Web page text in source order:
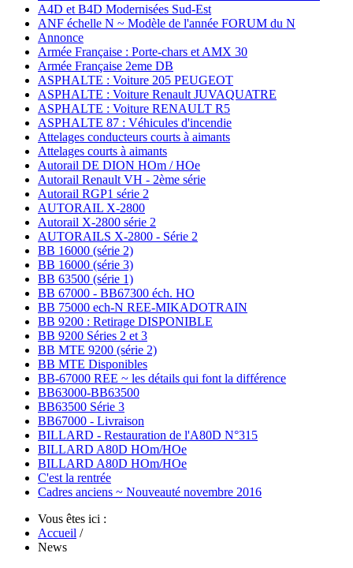
A4D et B4D Modernisées Sud-Est
ANF échelle N ~ Modèle de l'année FORUM du N
Annonce
Armée Française : Porte-chars et AMX 30
Armée Française 2eme DB
ASPHALTE : Voiture 205 PEUGEOT
ASPHALTE : Voiture Renault JUVAQUATRE
ASPHALTE : Voiture RENAULT R5
ASPHALTE 87 : Véhicules d'incendie
Attelages conducteurs courts à aimants
Attelages courts à aimants
Autorail DE DION HOm / HOe
Autorail Renault VH - 2ème série
Autorail RGP1 série 2
AUTORAIL X-2800
Autorail X-2800 série 2
AUTORAILS X-2800 - Série 2
BB 16000 (série 2)
BB 16000 (série 3)
BB 63500 (série 1)
BB 67000 - BB67300 éch. HO
BB 75000 ech-N REE-MIKADOTRAIN
BB 9200 : Retirage DISPONIBLE
BB 9200 Séries 2 et 3
BB MTE 9200 (série 2)
BB MTE Disponibles
BB-67000 REE ~ les détails qui font la différence
BB63000-BB63500
BB63500 Série 3
BB67000 - Livraison
BILLARD - Restauration de l'A80D N°315
BILLARD A80D HOm/HOe
BILLARD A80D HOm/HOe
C'est la rentrée
Cadres anciens ~ Nouveauté novembre 2016
Vous êtes ici :
Accueil /
News